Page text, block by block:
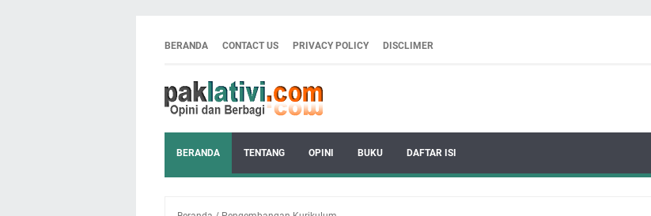
BERANDA CONTACT US PRIVACY POLICY DISCLIMER
BERANDA TENTANG OPINI BUKU DAFTAR ISI